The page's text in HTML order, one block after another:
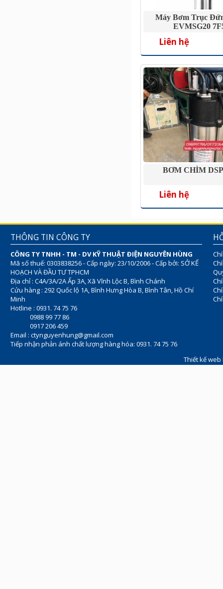
Máy Bơm Trục
EVMSG20
Liên hệ
BƠM CHÌM
Liên hệ
THÔNG TIN CÔNG TY
CÔNG TY TNHH - TM - DV KỸ THUẬT ĐIỆN NGUYÊN HÙNG
Mã số thuế: 0303838256 - Cấp ngày: 23/10/2006 - Cấp bởi: SỞ KẾ
HOẠCH VÀ ĐẦU TƯ TPHCM
Địa chỉ : C4A/3A/2A Ấp 3A, Xã Vĩnh Lộc B, Bình Chánh
Cửu hàng : 292 Quốc lộ 1A, Bình Hưng Hòa B, Bình Tân, Hồ Chí
Minh
Hotline : 0931. 74 75 76
0988 99 77 86
0917 206 459
Email : ctynguyenhung@gmail.com
Tiếp nhận phản ánh chất lượng hàng hóa: 0931. 74 75 76
Thiết kế web